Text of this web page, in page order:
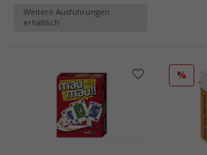
Weitere Ausführungen
erhältlich
%